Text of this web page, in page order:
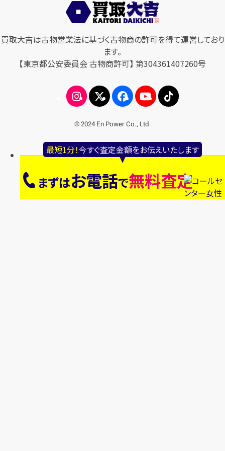
最短1分！今すぐ査定金額をお伝えいたします
まずはお電話で無料査定
買取大吉は古物営業法に基づく古物商の許可を得て運営しており
ます。
【東京都公安委員会 古物商許可】 第304361407260号
© 2024 En Power Co., Ltd.